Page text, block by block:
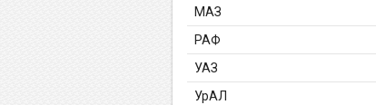
МАЗ
РАФ
УАЗ
УрАЛ